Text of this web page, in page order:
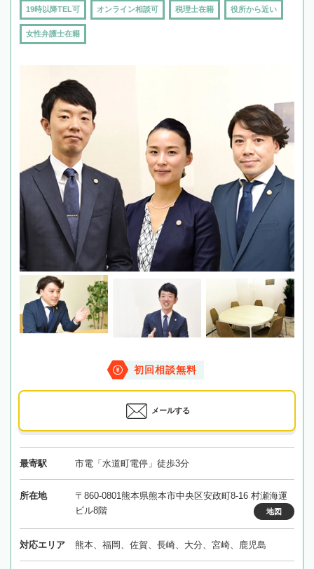
19時以降TEL可 オンライン相談可 税理士在籍 役所から近い
女性弁護士在籍
初回相談無料
メールする
最寄駅 市電「水道町電停」徒歩3分
所在地
〒860-0801熊本県熊本市中央区安政町8-16 村瀬海運
ビル8階
地図
対応エリア 熊本、福岡、佐賀、長崎、大分、宮崎、鹿児島